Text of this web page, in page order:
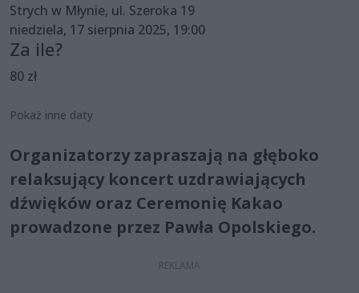
Strych w Młynie, ul. Szeroka 19
niedziela, 17 sierpnia 2025, 19:00
Za ile?
80 zł
Pokaż inne daty
Organizatorzy zapraszają na głęboko
relaksujący koncert uzdrawiających
dźwięków oraz Ceremonię Kakao
prowadzone przez Pawła Opolskiego.